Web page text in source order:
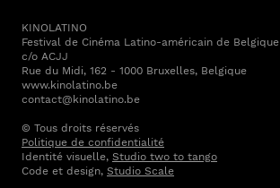
KINOLATINO
Festival de Cinéma Latino-américain de Belgique
c/o ACJJ
Rue du Midi, 162 - 1000 Bruxelles, Belgique
www.kinolatino.be
contact@kinolatino.be
© Tous droits réservés
Politique de confidentialité
Identité visuelle, Studio two to tango
Code et design, Studio Scale